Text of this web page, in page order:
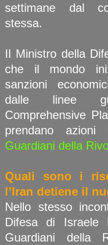
settimane dal
stessa.
Il Ministro della
che il mondo
sanzioni
dalle linee
Comprehensive
prendano azioni
Guardiani della
Quali sono i
l’Iran detiene il
Nello stesso
Difesa di Israele
Guardiani della